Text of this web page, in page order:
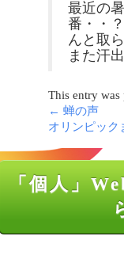
最近の
番・・
んと取
また汗
This entry
← 蝉の声
オリンピッ
「個人」